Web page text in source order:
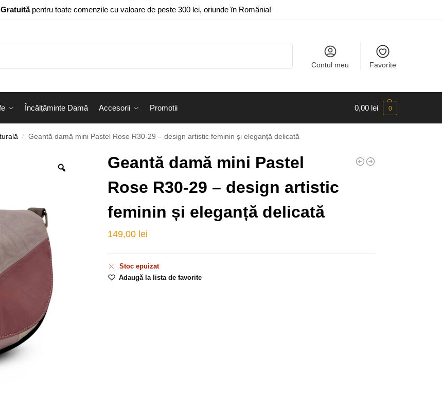
pentru toate comenzile cu valoare de peste 300 lei, oriunde în România!
Contul meu Favorite
Încălțăminte Damă Accesorii Promotii 0,00 lei 0
/ Geantă damă mini Pastel Rose R30-29 – design artistic feminin și eleganță delicată
Geantă damă mini Pastel
Rose R30-29 – design artistic
feminin și eleganță delicată
149,00 lei
Stoc epuizat
Adaugă la lista de favorite